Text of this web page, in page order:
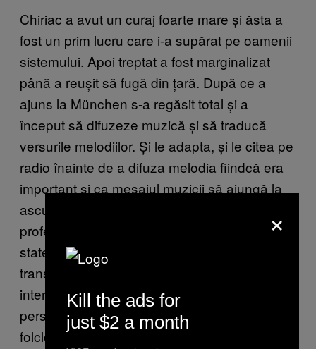
Chiriac a avut un curaj foarte mare și ăsta a
fost un prim lucru care i-a supărat pe oamenii
sistemului. Apoi treptat a fost marginalizat
până a reușit să fugă din țară. După ce a
ajuns la München s-a regăsit total și a
început să difuzeze muzică și să traducă
versurile melodiilor. Și le adapta, și le citea pe
radio înainte de a difuza melodia fiindcă era
important și ca mesajul muzicii să ajungă la
ascultătorii din România. El era un
profesionist și un tip al timpului lui, cu un
statement declarat, avea clar un scop: să
transmită o muzică și ideea de libertate prin
intermediul microfonului. M-a interesat
personalitatea lui mai mult decât mitul și
folclorul care s-au format în jurul lui.
×
Kill the ads for
just $2 a month